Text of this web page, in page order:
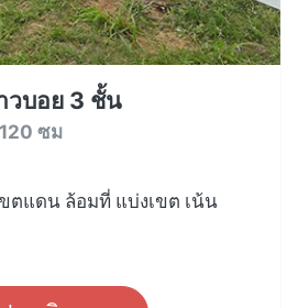
วบอย 3 ชั้น
ซม
ตแดน ล้อมที่ แบ่งเขต เน้น